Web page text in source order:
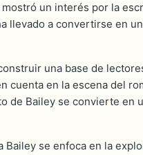
un interés por la
llevado a convertirse en
una base de
cuenta en la escena del
de Bailey se convierte en
se enfoca en la